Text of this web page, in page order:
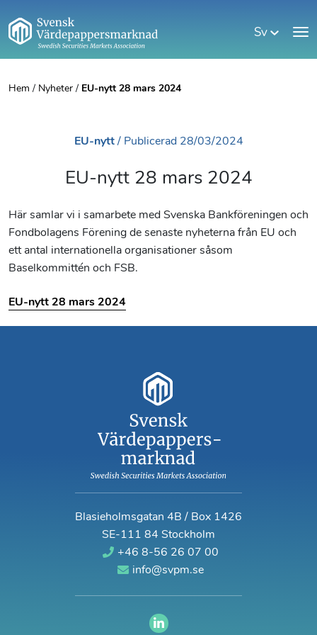
Sv
Hem / Nyheter / EU-nytt 28 mars 2024
EU-nytt / Publicerad 28/03/2024
EU-nytt 28 mars 2024
Här samlar vi i samarbete med Svenska Bankföreningen och
Fondbolagens Förening de senaste nyheterna från EU och
ett antal internationella organisationer såsom
Baselkommittén och FSB.
EU-nytt 28 mars 2024
Blasieholmsgatan 4B / Box 1426
SE-111 84 Stockholm
+46 8-56 26 07 00
info@svpm.se